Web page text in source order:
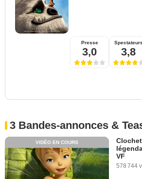
Presse
3,0
Spectateurs
3,8
3 Bandes-annonces &
VIDÉO EN COURS
VF
578 744